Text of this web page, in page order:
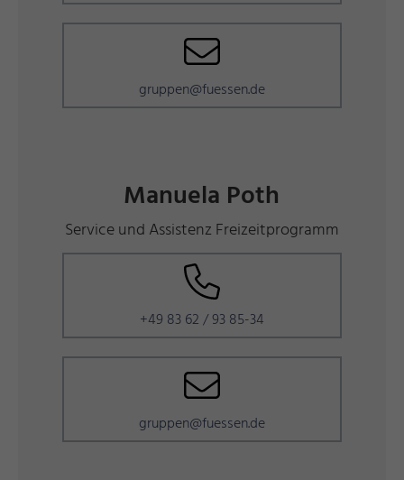
gruppen@fuessen.de
Manuela Poth
Service und Assistenz Freizeitprogramm
+49 83 62 / 93 85-34
gruppen@fuessen.de